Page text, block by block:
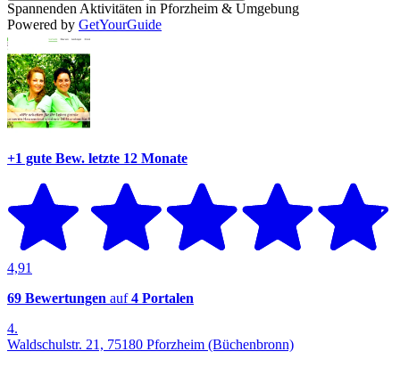
Spannenden Aktivitäten in Pforzheim & Umgebung
Powered by GetYourGuide
+1 gute Bew. letzte 12 Monate
4,91
69 Bewertungen auf4 Portalen
4.
Waldschulstr. 21, 75180 Pforzheim (Büchenbronn)